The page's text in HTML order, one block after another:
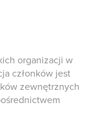
organizacji w
członków jest
zewnętrznych